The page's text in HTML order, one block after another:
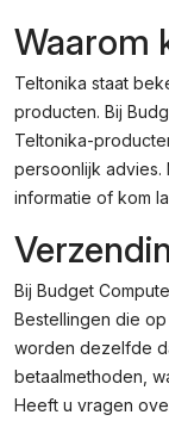
Waarom
Teltonika staat
producten. Bij
Teltonika-
persoonlijk advies.
informatie of kom
Bij Budget
Bestellingen die
worden dezelfde
betaalmethoden,
Heeft u vragen